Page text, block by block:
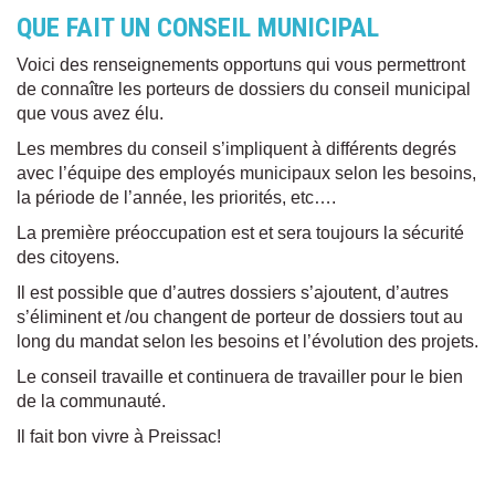
QUE FAIT UN CONSEIL MUNICIPAL
Voici des renseignements opportuns qui vous permettront
de connaître les porteurs de dossiers du conseil municipal
que vous avez élu.
Les membres du conseil s’impliquent à différents degrés
avec l’équipe des employés municipaux selon les besoins,
la période de l’année, les priorités, etc….
La première préoccupation est et sera toujours la sécurité
des citoyens.
Il est possible que d’autres dossiers s’ajoutent, d’autres
s’éliminent et /ou changent de porteur de dossiers tout au
long du mandat selon les besoins et l’évolution des projets.
Le conseil travaille et continuera de travailler pour le bien
de la communauté.
Il fait bon vivre à Preissac!